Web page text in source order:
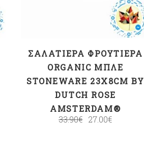
ΣΑΛΑΤΙΈΡΑ ΦΡΟΥΤΙΈΡΑ
ORGANIC ΜΠΛΕ
STONEWARE 23X8CM BY
DUTCH ROSE
AMSTERDAM®
33.90€ 27.00€